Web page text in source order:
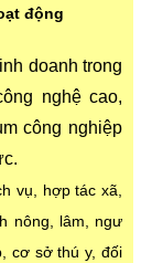
động
doanh trong
nghệ cao,
công nghiệp
vụ, hợp tác xã,
nông, lâm, ngư
cơ sở thú y, đối